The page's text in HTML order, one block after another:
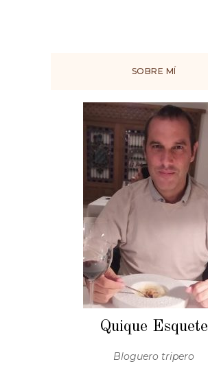
SOBRE MÍ
Quique Esquete
Bloguero tripero